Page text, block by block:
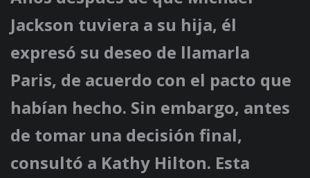
Jackson tuviera a su hija, él
expresó su deseo de llamarla
Paris, de acuerdo con el pacto que
habían hecho. Sin embargo, antes
de tomar una decisión final,
consultó a Kathy Hilton. Esta